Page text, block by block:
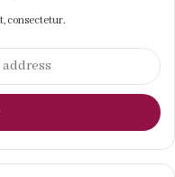
consectetur.